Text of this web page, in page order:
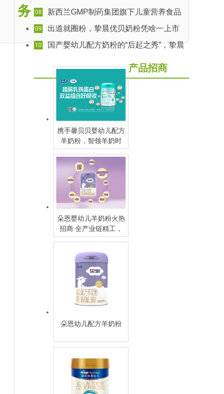
食，开启健康喂养新潮流
08
新西兰GMP制药集团旗下儿童营养食品
牌佰欧林现全国诚招区域代理
09
出道就圈粉，挚晨优贝奶粉凭啥一上市
就成为销量国粉！
10
国产婴幼儿配方奶粉的“后起之秀”，挚晨
携手馨贝贝婴幼儿配方
羊奶粉，智领羊奶时
代，共赢增长未来
朵恩婴幼儿羊奶粉火热
招商 全产业链精工，
5G (hǎo)品质引领羊乳
产品招商
朵恩幼儿配方羊奶粉
务